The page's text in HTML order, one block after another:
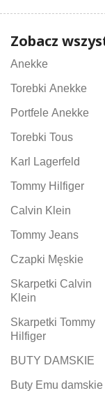
Zobacz
Anekke
Torebki Anekke
Portfele Anekke
Torebki Tous
Karl Lagerfeld
Tommy Hilfiger
Calvin Klein
Tommy Jeans
Czapki Męskie
Skarpetki Calvin
Klein
Skarpetki Tommy
Hilfiger
BUTY DAMSKIE
Buty Emu damskie